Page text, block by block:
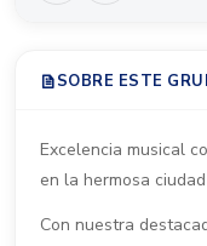
SOBRE ESTE
Excelencia musical
en la hermosa
Con nuestra